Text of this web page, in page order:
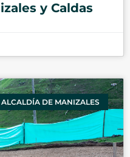
y Caldas
ALCALDÍA DE MANIZALES